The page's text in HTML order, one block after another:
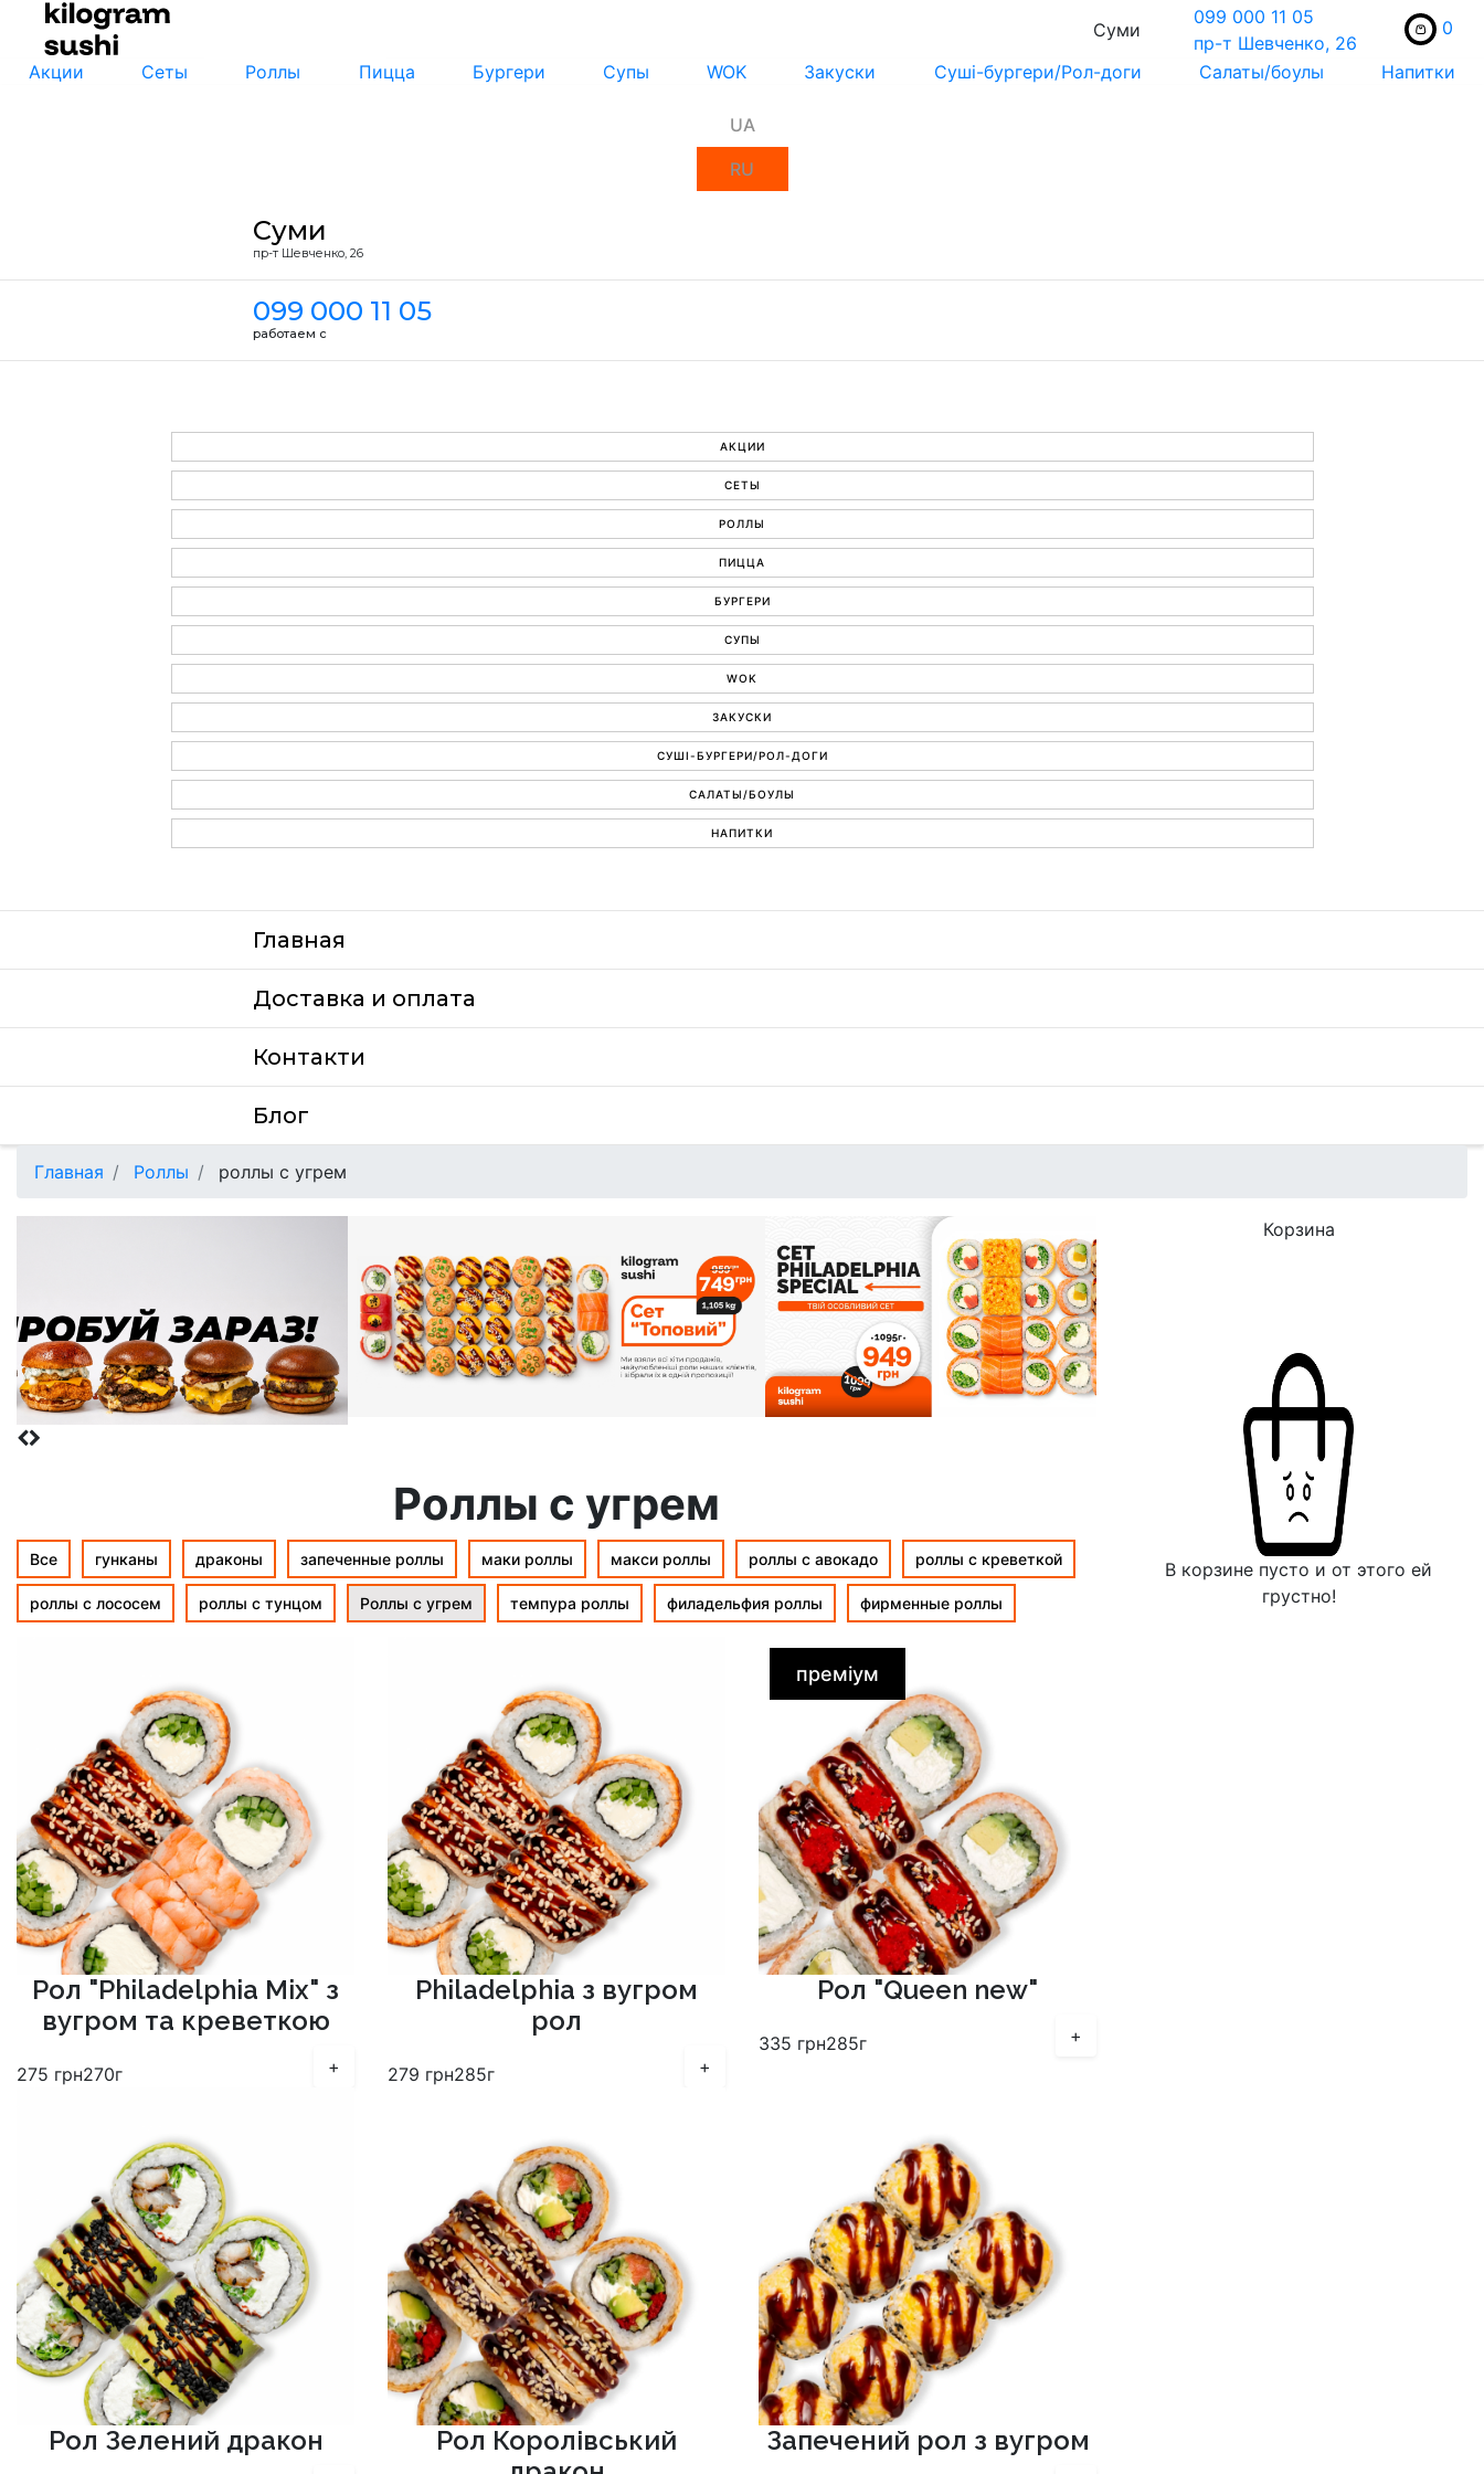
Суми
099 000 11 05
пр-т Шевченко, 26
0
Акции Сеты Роллы Пицца Бургери Супы WOK Закуски Суші-бургери/Рол-доги Салаты/боулы Напитки
UA
RU
Суми
пр-т Шевченко, 26
099 000 11 05
работаем с
АКЦИИ
СЕТЫ
РОЛЛЫ
ПИЦЦА
БУРГЕРИ
СУПЫ
WOK
ЗАКУСКИ
СУШІ-БУРГЕРИ/РОЛ-ДОГИ
САЛАТЫ/БОУЛЫ
НАПИТКИ
Главная
Доставка и оплата
Контакти
Блог
Главная Роллы роллы с угрем
Роллы с угрем
Все гунканы драконы запеченные роллы маки роллы макси роллы роллы с авокадо роллы с креветкой
роллы с лососем роллы с тунцом Роллы с угрем темпура роллы филадельфия роллы фирменные роллы
Рол "Philadelphia Mix" з
вугром та креветкою
275 грн270г +
Philadelphia з вугром
рол
279 грн285г +
преміум
Рол "Queen new"
335 грн285г +
Рол Зелений дракон
Рол Королівський
Запечений рол з вугром
Корзина
В корзине пусто и от этого ей
грустно!